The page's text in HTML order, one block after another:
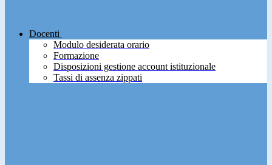
Docenti
Modulo desiderata orario
Formazione
Disposizioni gestione account istituzionale
Tassi di assenza zippati